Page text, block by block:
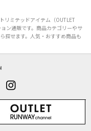
リミテッドアイテム（OUTLET
ン通販です。商品カテゴリーやサ
探せます。人気・おすすめ商品も